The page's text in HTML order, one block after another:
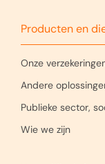
Producten en
Onze
Andere
Publieke sector,
Wie we zijn